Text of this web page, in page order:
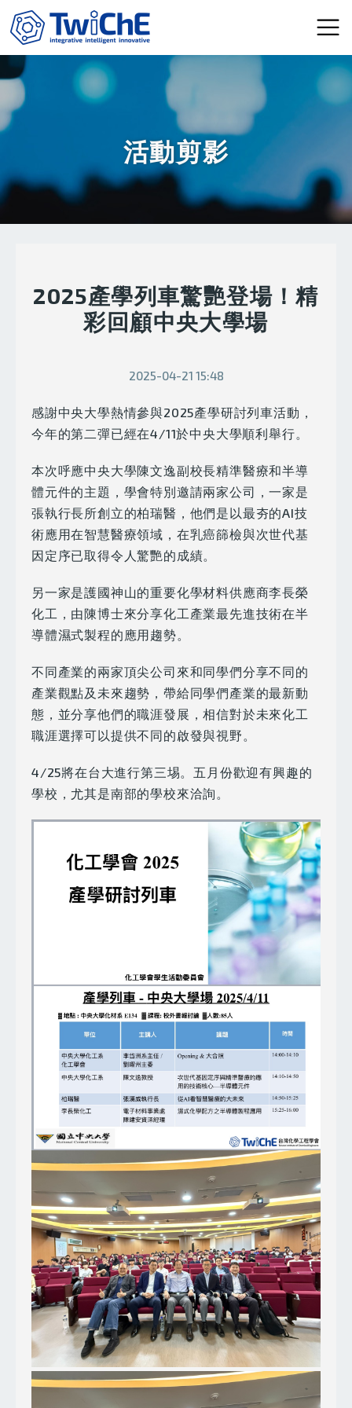
移至主內容
活動剪影
2025產學列車驚艷登場！精
彩回顧中央大學場
2025-04-21 15:48
感謝中央大學熱情參與2025產學研討列車活動，
今年的第二彈已經在4/11於中央大學順利舉行。
本次呼應中央大學陳文逸副校長精準醫療和半導
體元件的主題，學會特別邀請兩家公司，一家是
張執行長所創立的柏瑞醫，他們是以最夯的AI技
術應用在智慧醫療領域，在乳癌篩檢與次世代基
因定序已取得令人驚艷的成績。
另一家是護國神山的重要化學材料供應商李長榮
化工，由陳博士來分享化工產業最先進技術在半
導體濕式製程的應用趨勢。
不同產業的兩家頂尖公司來和同學們分享不同的
產業觀點及未來趨勢，帶給同學們產業的最新動
態，並分享他們的職涯發展，相信對於未來化工
職涯選擇可以提供不同的啟發與視野。
4/25將在台大進行第三埸。五月份歡迎有興趣的
學校，尤其是南部的學校來洽詢。